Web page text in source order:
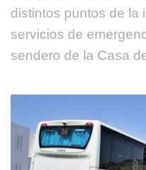
distintos puntos de la
servicios de
sendero de la Casa